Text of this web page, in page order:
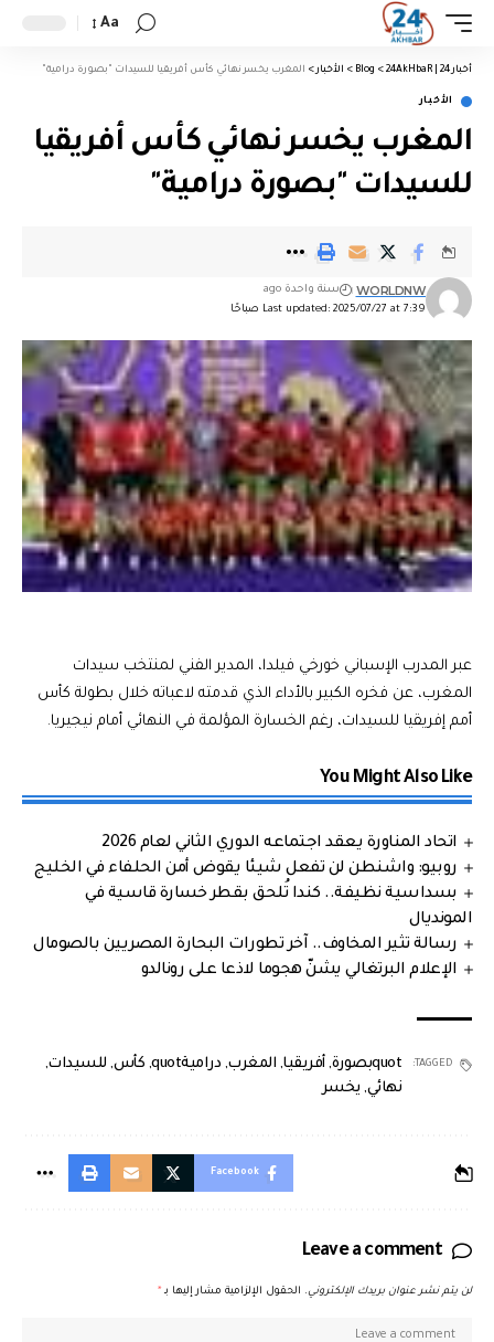
Aa
أخبار 24 | 24AkHbaR >
Blog
> الأخبار > المغرب يخسر نهائي كأس أفريقيا للسيدات "بصورة درامية"
الأخبار
المغرب يخسر نهائي كأس أفريقيا
للسيدات "بصورة درامية"
Last updated: 2025/07/27 at 7:39 صباحًا
WORLDNW سنة واحدة ago
عبر المدرب الإسباني خورخي فيلدا، المدير الفني لمنتخب سيدات
المغرب، عن فخره الكبير بالأداء الذي قدمته لاعباته خلال بطولة كأس
أمم إفريقيا للسيدات، رغم الخسارة المؤلمة في النهائي أمام نيجيريا.
You Might Also Like
اتحاد المناورة يعقد اجتماعه الدوري الثاني لعام 2026
روبيو: واشنطن لن تفعل شيئا يقوض أمن الحلفاء في الخليج
بسداسية نظيفة.. كندا تُلحق بقطر خسارة قاسية في
المونديال
رسالة تثير المخاوف.. آخر تطورات البحارة المصريين بالصومال
الإعلام البرتغالي يشنّ هجوما لاذعا على رونالدو
TAGGED: quotبصورة , أفريقيا, المغرب, دراميةquot , كأس, للسيدات,
نهائي, يخسر
Facebook
Leave a comment
لن يتم نشر عنوان بريدك الإلكتروني. الحقول الإلزامية مشار إليها بـ *